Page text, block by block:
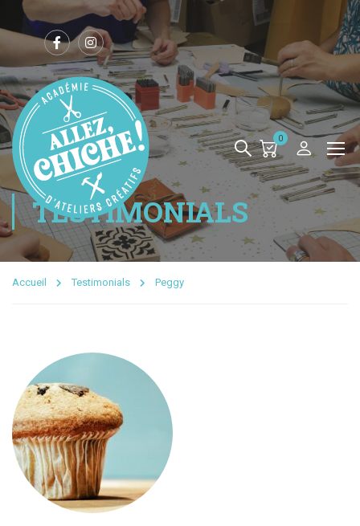
0
TESTIMONIALS
Accueil Testimonials Peggy